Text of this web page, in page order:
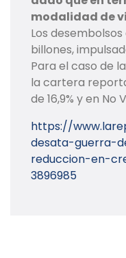
modalidad de
Los
billones,
Para el caso de
la cartera
de 16,9% y en No
https://
desata-guerra-
reduccion-en-
3896985